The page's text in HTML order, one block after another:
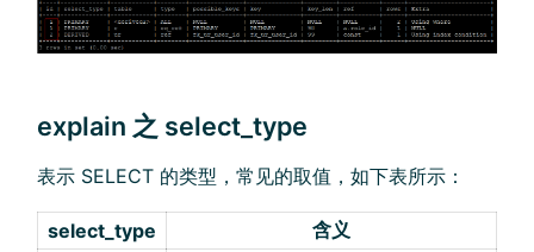
explain 之 select_type
表示 SELECT 的类型，常见的取值，如下表所示：
select_type 含义